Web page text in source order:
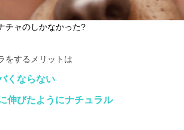
チャのしかなかった?
をするメリットは
くならない
伸びたようにナチュラル